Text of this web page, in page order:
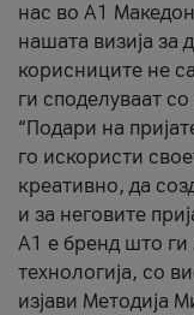
нас во А1
нашата визија за
корисниците не
ги споделуваат
“Подари на
го искористи
креативно, да
и за неговите
А1 е бренд што ги
технологија, со
изјави Методија